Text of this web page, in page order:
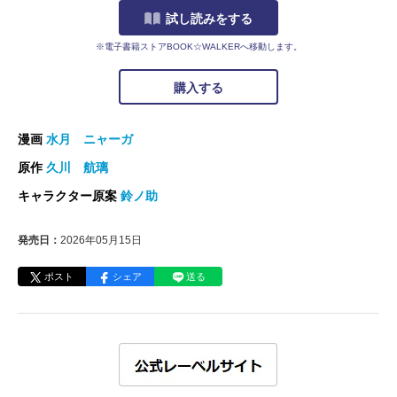
試し読みをする
※電子書籍ストアBOOK☆WALKERへ移動します。
購入する
漫画 水月 ニャーガ
原作久川 航璃
キャラクター原案 鈴ノ助
発売日： 2026年05月15日
ポスト シェア 送る